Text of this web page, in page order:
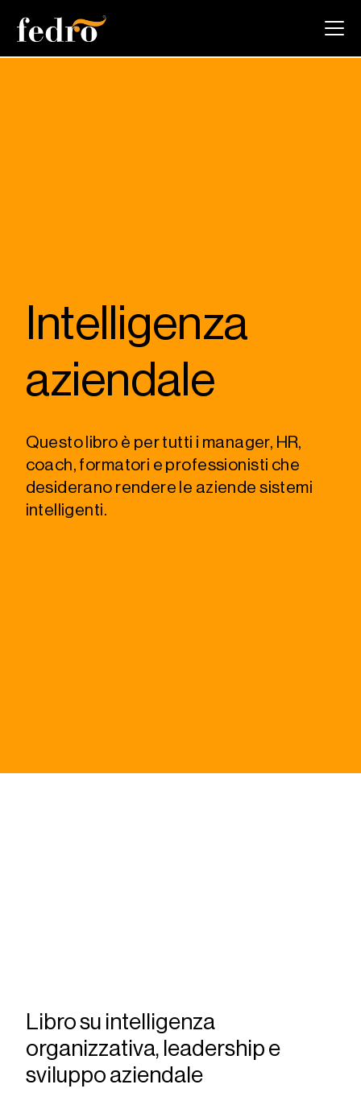
Intelligenza
aziendale
Questo libro è per tutti i manager, HR,
coach, formatori e professionisti che
desiderano rendere le aziende sistemi
intelligenti.
Libro su intelligenza
organizzativa, leadership e
sviluppo aziendale